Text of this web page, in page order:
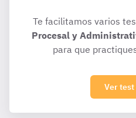
Te facilitamos varios
Procesal y
para que
Ver